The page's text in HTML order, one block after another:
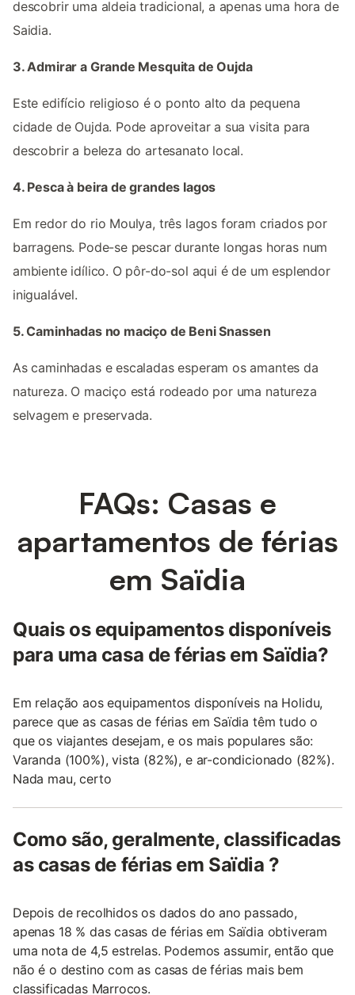
descobrir uma aldeia tradicional, a apenas uma hora de
Saidia.
3. Admirar a Grande Mesquita de Oujda
Este edifício religioso é o ponto alto da pequena
cidade de Oujda. Pode aproveitar a sua visita para
descobrir a beleza do artesanato local.
4. Pesca à beira de grandes lagos
Em redor do rio Moulya, três lagos foram criados por
barragens. Pode-se pescar durante longas horas num
ambiente idílico. O pôr-do-sol aqui é de um esplendor
inigualável.
5. Caminhadas no maciço de Beni Snassen
As caminhadas e escaladas esperam os amantes da
natureza. O maciço está rodeado por uma natureza
selvagem e preservada.
FAQs: Casas e
apartamentos de férias
em Saïdia
Quais os equipamentos disponíveis
para uma casa de férias em Saïdia?
Em relação aos equipamentos disponíveis na Holidu,
parece que as casas de férias em Saïdia têm tudo o
que os viajantes desejam, e os mais populares são:
Varanda (100%), vista (82%), e ar-condicionado (82%).
Nada mau, certo
Como são, geralmente, classificadas
as casas de férias em Saïdia ?
Depois de recolhidos os dados do ano passado,
apenas 18 % das casas de férias em Saïdia obtiveram
uma nota de 4,5 estrelas. Podemos assumir, então que
não é o destino com as casas de férias mais bem
classificadas Marrocos.